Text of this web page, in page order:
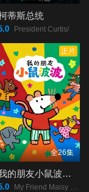
蒂斯总统
President Curtis/
正片
全26集
我的朋友小鼠波波英语
My Friend Maisy Season 1/